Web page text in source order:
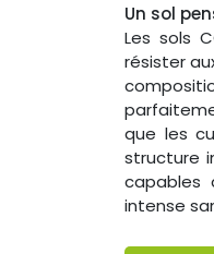
Un sol
Les sols
résister
que les
structure
capables
intense